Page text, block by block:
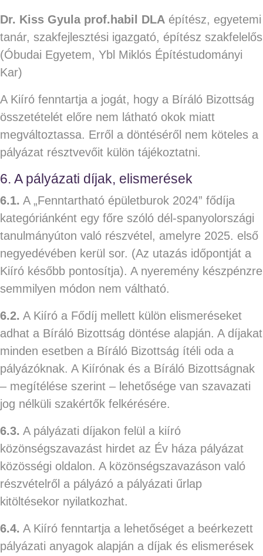
Dr. Kiss Gyula prof.habil DLA építész, egyetemi
tanár, szakfejlesztési igazgató, építész szakfelelős
(Óbudai Egyetem, Ybl Miklós Építéstudományi
Kar)
A Kiíró fenntartja a jogát, hogy a Bíráló Bizottság
összetételét előre nem látható okok miatt
megváltoztassa. Erről a döntéséről nem köteles a
pályázat résztvevőit külön tájékoztatni.
6. A pályázati díjak, elismerések
6.1. A „Fenntartható épületburok 2024” fődíja
kategóriánként egy főre szóló dél-spanyolországi
tanulmányúton való részvétel, amelyre 2025. első
negyedévében kerül sor. (Az utazás időpontját a
Kiíró később pontosítja). A nyeremény készpénzre
semmilyen módon nem váltható.
6.2. A Kiíró a Fődíj mellett külön elismeréseket
adhat a Bíráló Bizottság döntése alapján. A díjakat
minden esetben a Bíráló Bizottság ítéli oda a
pályázóknak. A Kiírónak és a Bíráló Bizottságnak
– megítélése szerint – lehetősége van szavazati
jog nélküli szakértők felkérésére.
6.3. A pályázati díjakon felül a kiíró
közönségszavazást hirdet az Év háza pályázat
közösségi oldalon. A közönségszavazáson való
részvételről a pályázó a pályázati űrlap
kitöltésekor nyilatkozhat.
6.4. A Kiíró fenntartja a lehetőséget a beérkezett
pályázati anyagok alapján a díjak és elismerések